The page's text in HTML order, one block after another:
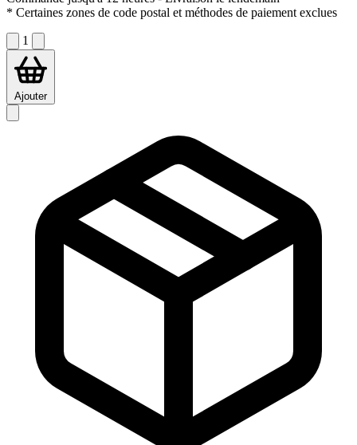
* Certaines zones de code postal et méthodes de paiement exclues
1
Ajouter